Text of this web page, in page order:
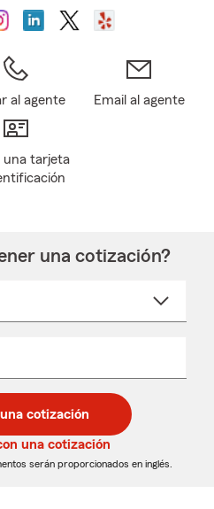
al agente Email al agente
una tarjeta
una cotización?
cotización
una cotización
serán proporcionados en inglés.